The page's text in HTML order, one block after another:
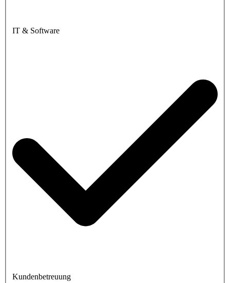
IT & Software
Kundenbetreuung